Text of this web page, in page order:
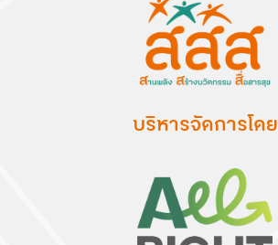
บริหารจัดการโดย